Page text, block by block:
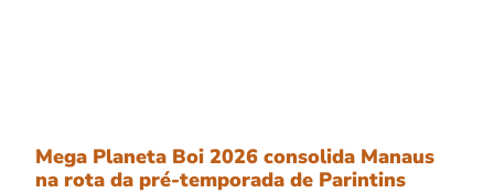
Mega Planeta Boi 2026 consolida Manaus
na rota da pré-temporada de Parintins